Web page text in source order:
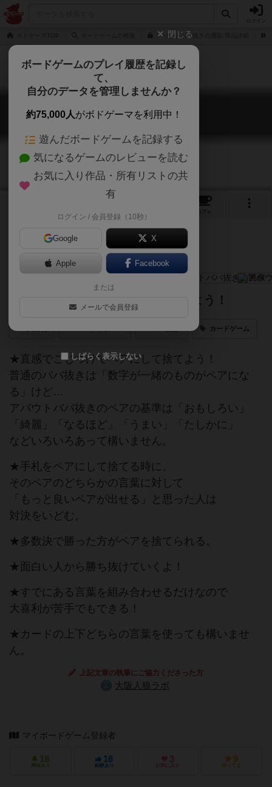
アバウトババ抜きの通販/商品詳細
アバウトババ抜き
About Babanuki
カフェ
こじつけで言葉をペアにして捨てよう！
カードゲーム
★直感でこじつけてペアにして捨てよう！
普通のババ抜きは「数字が一緒のものがペアにな
る」けど…
アバウトババ抜きのペアの基準は「おもしろい」
「綺麗」「なるほど」「うまい」「たしかに」
などいろいろあって構いません。
★手札をペアにして捨てる時に、
そのペアのどちらかの言葉に対して
「もっと良いペアが出せる」と思った人は
対決をいどむ。
★多数決で勝った方がペアを捨てられる。
★面白い人から勝ち抜けていくよ！
★すでにある言葉を組み合わせるだけなので
大喜利が苦手でもできる！
★カードの上下どちらの言葉を使っても構いませ
ん。
上記文章の執筆にご協力くださった方
大阪人狼ラボ
マイボードゲーム登録者
18
興味あり
16
経験あり
3
お気に入り
9
持ってる
閉じる
ボードゲームのプレイ履歴を記録し
て、
自分のデータを管理しませんか？
約75,000人がボドゲーマを利用中！
遊んだボードゲームを記録する
気になるゲームのレビューを読む
お気に入り作品・所有リストの共
有
ログイン / 会員登録（10秒）
Google X
Apple Facebook
または
メールで会員登録
しばらく表示しない